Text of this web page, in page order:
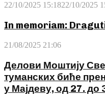
22/10/2025 15:1822/10/2025
In memoriam:
21/08/2025 21:06
Делови Моштију
туманских биће
у Мајдеву, од 27. до